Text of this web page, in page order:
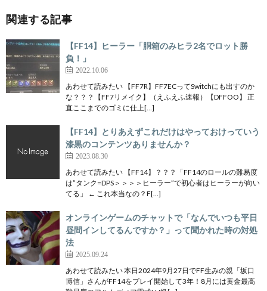
関連する記事
【FF14】ヒーラー「胴箱のみヒラ2名でロット勝
負！」
2022.10.06
あわせて読みたい 【FF7R】FF7ECってSwitchにも出すのか
な？？？【FF7リメイク】（えふえふ速報）【DFFOO】 正
直ここまでのゴミに仕上[…]
【FF14】とりあえずこれだけはやっておけっていう
漆黒のコンテンツありませんか？
2023.08.30
あわせて読みたい 【FF14】？？？「FF14のロールの難易度
は”タンク=DPS＞＞＞＞ヒーラー”で初心者はヒーラーが向い
てる」 ← これ本当なの？F[…]
オンラインゲームのチャットで「なんでいつも平日
昼間インしてるんですか？」って聞かれた時の対処
法
2025.09.24
あわせて読みたい 本日2024年9月27日でFF生みの親「坂口
博信」さんがFF14をプレイ開始して3年！8月には黄金最高